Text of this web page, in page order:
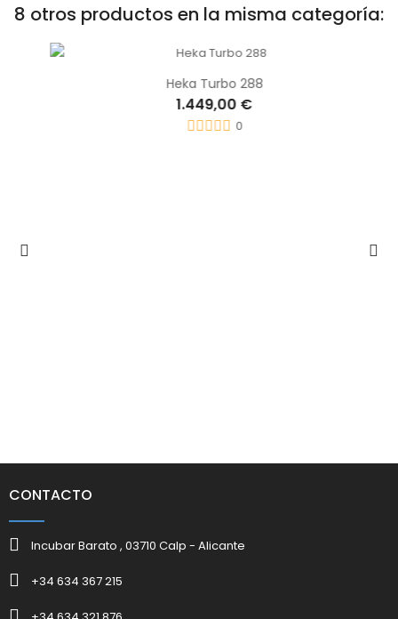
8 otros productos en la misma categoría:
Heka Turbo 288
1.449,00 €
0
CONTACTO
Incubar Barato , 03710 Calp - Alicante
+34 634 367 215